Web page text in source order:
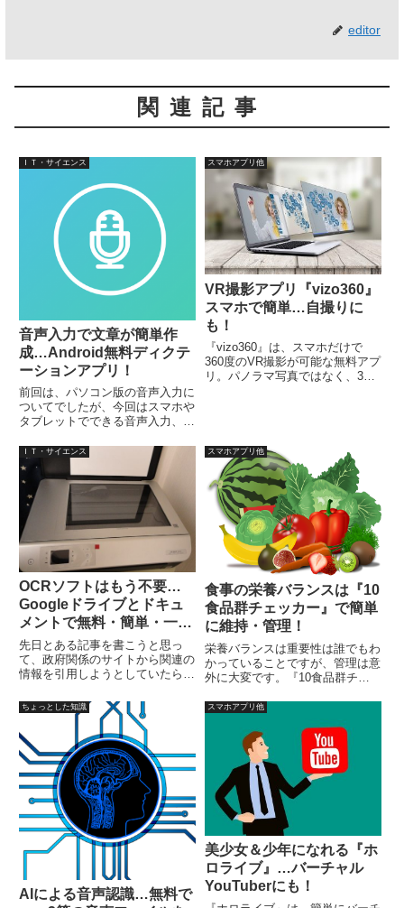
editor
関連記事
ＩＴ・サイエンス
音声入力で文章が簡単作
成…Android無料ディクテ
ーションアプリ！
前回は、パソコン版の音声入力に
ついてでしたが、今回はスマホや
タブレットでできる音声入力、デ
プリのご紹介です。パソコンです
と、基本的に場所が限られてしま
いますが、スマホやタブレットな
らば、外出時でもできますの
で、...
スマホアプリ他
VR撮影アプリ『vizo360』
スマホで簡単…自撮りに
も！
『vizo360』は、スマホだけで
360度のVR撮影が可能な無料アプ
リ。パノラマ写真ではなく、360
ＩＴ・サイエンス
OCRソフトはもう不要…
Googleドライブとドキュ
メントで無料・簡単・一気
に！
先日とある記事を書こうと思っ
て、政府関係のサイトから関連の
情報を引用しようとしていたら、
なんと文字も含めて、全部が画像
なんです。そこで、手持ちの
OCRソフトで読み出してみまし
たが、文字の部分のレイアウトを
指定...
スマホアプリ他
食事の栄養バランスは『10
食品群チェッカー』で簡単
に維持・管理！
栄養バランスは重要性は誰でもわ
かっていることですが、管理は意
外に大変です。『10食品群チェ
けで管理することが可能な無料ア
だけ、非常に単純で簡単、何故か
10食品群をコンプリートしたく
なる。
ちょっとした知識
AIによる音声認識…無料で
スマホアプリ他
美少女＆少年になれる『ホ
ロライブ』…バーチャル
YouTuberにも！